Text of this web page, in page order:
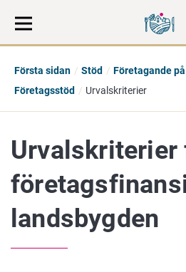
direkt
till
på
hela
Första sidan Stöd
Företagande
Företagsstöd
Urvalskriterier
Urvalskriterier
landsbygden